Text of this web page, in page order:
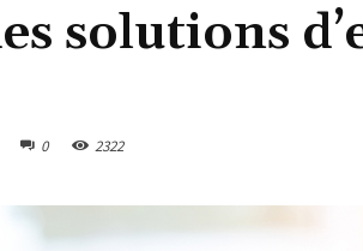
solutions
0 2322